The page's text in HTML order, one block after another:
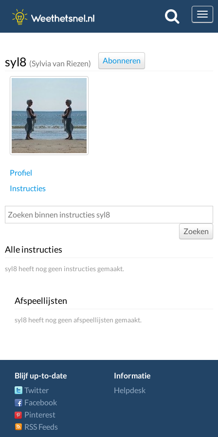
syl8 (Sylvia van Riezen) Abonneren
Profiel
Instructies
Zoeken
Alle instructies
syl8 heeft nog geen instructies gemaakt.
Afspeellijsten
syl8 heeft nog geen afspeellijsten gemaakt.
Blijf up-to-date
Twitter
Facebook
Pinterest
RSS Feeds
Informatie
Helpdesk